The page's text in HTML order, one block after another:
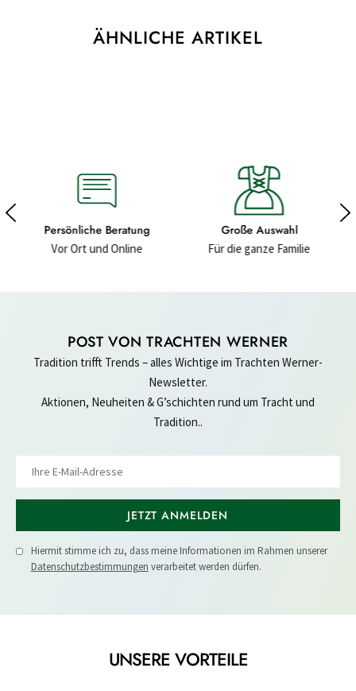
ÄHNLICHE ARTIKEL
Große Auswahl
Für die ganze Familie
Hochwertige
Für ein gutes Gefühl
POST VON TRACHTEN WERNER
Tradition trifft Trends – alles Wichtige im Trachten Werner-
Newsletter.
Aktionen, Neuheiten & G’schichten rund um Tracht und
Tradition..
JETZT ANMELDEN
Hiermit stimme ich zu, dass meine Informationen im Rahmen unserer
Datenschutzbestimmungen verarbeitet werden dürfen.
UNSERE VORTEILE